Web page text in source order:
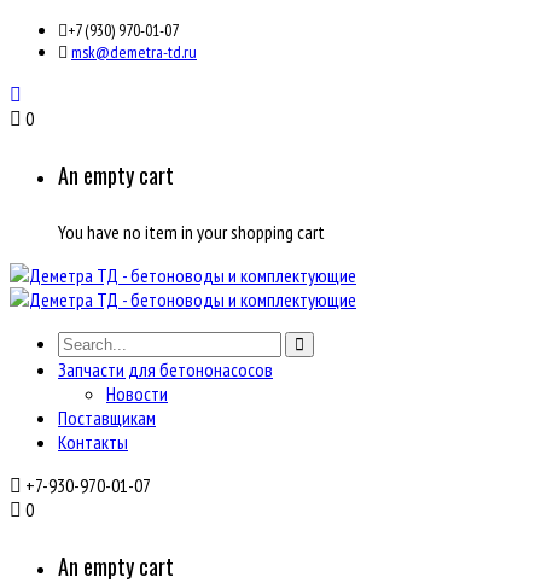
+7 (930) 970-01-07
msk@demetra-td.ru
0
An empty cart
You have no item in your shopping cart
Запчасти для бетононасосов
Новости
Поставщикам
Контакты
+7-930-970-01-07
0
An empty cart